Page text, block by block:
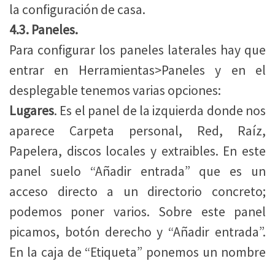
la configuración de casa.
4.3. Paneles.
Para configurar los paneles laterales hay que
entrar en Herramientas>Paneles y en el
desplegable tenemos varias opciones:
Lugares. Es el panel de la izquierda donde nos
aparece Carpeta personal, Red, Raíz,
Papelera, discos locales y extraibles. En este
panel suelo “Añadir entrada” que es un
acceso directo a un directorio concreto;
podemos poner varios. Sobre este panel
picamos, botón derecho y “Añadir entrada”.
En la caja de “Etiqueta” ponemos un nombre